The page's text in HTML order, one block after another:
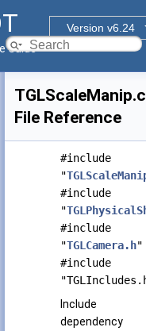
Version v6.24
Guide
File Reference
#include
"
#include
"
#include
"TGLCamera.h"
#include
Include
dependency